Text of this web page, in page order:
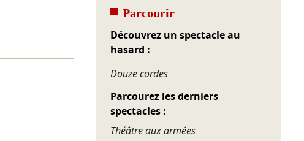
Parcourir
Découvrez un spectacle au
hasard :
Douze cordes
Parcourez les derniers
spectacles :
Théâtre aux armées